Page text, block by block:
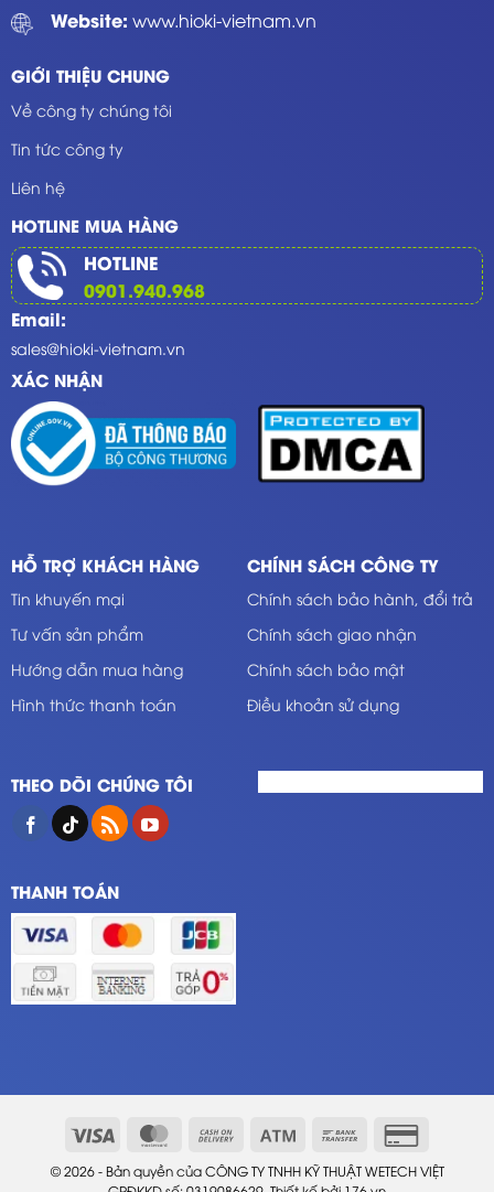
Website: www.hioki-vietnam.vn
GIỚI THIỆU CHUNG
Về công ty chúng tôi
Tin tức công ty
Liên hệ
HOTLINE MUA HÀNG
HOTLINE
0901.940.968
Email:
sales@hioki-vietnam.vn
XÁC NHẬN
HỖ TRỢ KHÁCH HÀNG
Tin khuyến mại
Tư vấn sản phẩm
Hướng dẫn mua hàng
Hình thức thanh toán
CHÍNH SÁCH CÔNG TY
Chính sách bảo hành, đổi trả
Chính sách giao nhận
Chính sách bảo mật
Điều khoản sử dụng
THEO DÕI CHÚNG TÔI
THANH TOÁN
© 2026 - Bản quyền của CÔNG TY TNHH KỸ THUẬT WETECH VIỆT